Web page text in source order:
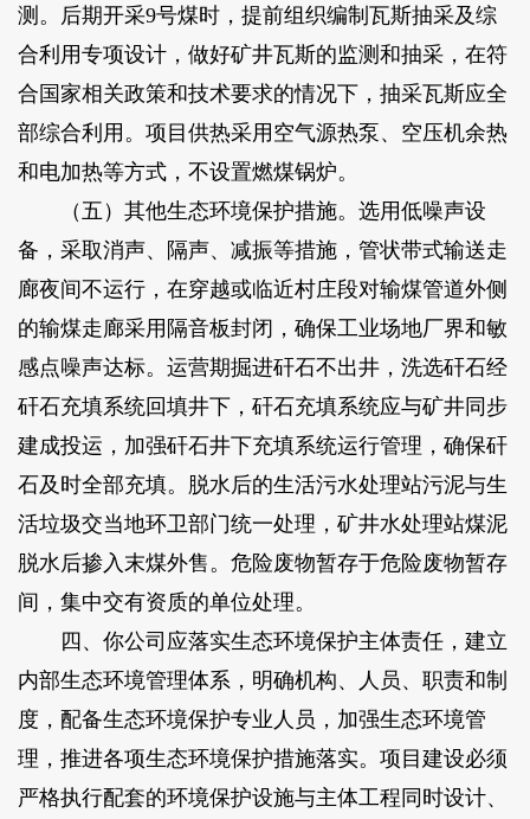
测。后期开采9号煤时，提前组织编制瓦斯抽采及综
合利用专项设计，做好矿井瓦斯的监测和抽采，在符
合国家相关政策和技术要求的情况下，抽采瓦斯应全
部综合利用。项目供热采用空气源热泵、空压机余热
和电加热等方式，不设置燃煤锅炉。
（五）其他生态环境保护措施。选用低噪声设
备，采取消声、隔声、减振等措施，管状带式输送走
廊夜间不运行，在穿越或临近村庄段对输煤管道外侧
的输煤走廊采用隔音板封闭，确保工业场地厂界和敏
感点噪声达标。运营期掘进矸石不出井，洗选矸石经
矸石充填系统回填井下，矸石充填系统应与矿井同步
建成投运，加强矸石井下充填系统运行管理，确保矸
石及时全部充填。脱水后的生活污水处理站污泥与生
活垃圾交当地环卫部门统一处理，矿井水处理站煤泥
脱水后掺入末煤外售。危险废物暂存于危险废物暂存
间，集中交有资质的单位处理。
四、你公司应落实生态环境保护主体责任，建立
内部生态环境管理体系，明确机构、人员、职责和制
度，配备生态环境保护专业人员，加强生态环境管
理，推进各项生态环境保护措施落实。项目建设必须
严格执行配套的环境保护设施与主体工程同时设计、